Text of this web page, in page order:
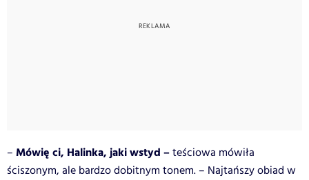
– Mówię ci, Halinka, jaki wstyd –teściowa mówiła
ściszonym, ale bardzo dobitnym tonem. – Najtańszy obiad w